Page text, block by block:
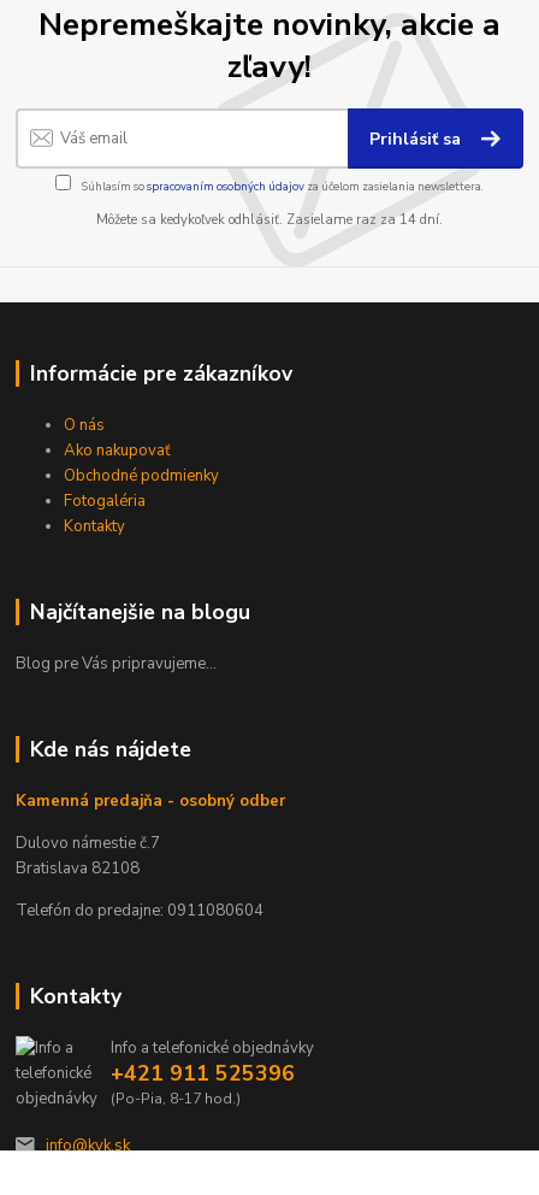
Nepremeškajte novinky, akcie a
zľavy!
Prihlásiť sa
Súhlasím sospracovaním osobných údajov za účelom zasielania newslettera.
Môžete sa kedykoľvek odhlásiť. Zasielame raz za 14 dní.
Informácie pre zákazníkov
O nás
Ako nakupovať
Obchodné podmienky
Fotogaléria
Kontakty
Najčítanejšie na blogu
Blog pre Vás pripravujeme...
Kde nás nájdete
Kamenná predajňa - osobný odber
Dulovo námestie č.7
Bratislava 82108
Telefón do predajne: 0911080604
Kontakty
Info a telefonické objednávky
+421 911 525396
(Po-Pia, 8-17 hod.)
info@kvk.sk